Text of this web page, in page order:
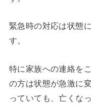
緊急時の対応は状態
す。
特に家族への連絡を
の方は状態が急激に
っていても、亡くな